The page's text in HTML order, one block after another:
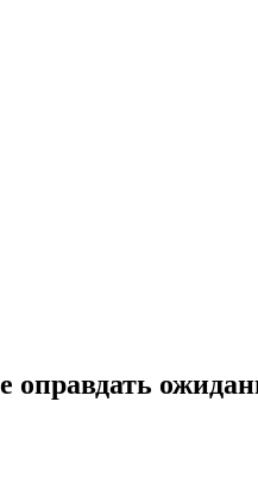
оправдать